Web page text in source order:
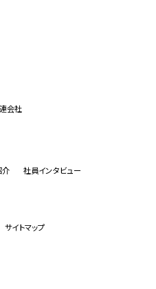
会社
介
社員インタビュー
サイトマップ